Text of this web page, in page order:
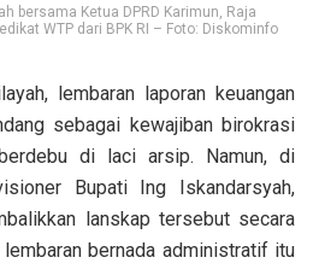
bersama Ketua DPRD Karimun, Raja
WTP dari BPK RI – Foto: Diskominfo
lembaran laporan keuangan
sebagai kewajiban birokrasi
di laci arsip. Namun, di
Bupati Ing Iskandarsyah,
lanskap tersebut secara
bernada administratif itu